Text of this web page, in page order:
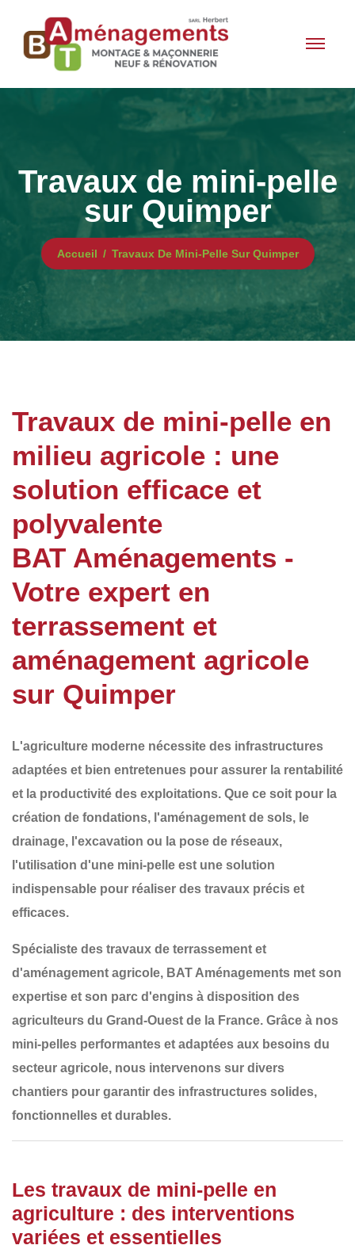
Travaux de mini-pelle
sur Quimper
Accueil Travaux De Mini-Pelle Sur Quimper
Travaux de mini-pelle en
milieu agricole : une
solution efficace et
polyvalente
BAT Aménagements -
Votre expert en
terrassement et
aménagement agricole
sur Quimper
L'agriculture moderne nécessite des infrastructures
adaptées et bien entretenues pour assurer la rentabilité
et la productivité des exploitations. Que ce soit pour la
création de fondations, l'aménagement de sols, le
drainage, l'excavation ou la pose de réseaux,
l'utilisation d'une mini-pelle est une solution
indispensable pour réaliser des travaux précis et
efficaces.
Spécialiste des travaux de terrassement et
d'aménagement agricole, BAT Aménagements met son
expertise et son parc d'engins à disposition des
agriculteurs du Grand-Ouest de la France. Grâce à nos
mini-pelles performantes et adaptées aux besoins du
secteur agricole, nous intervenons sur divers
chantiers pour garantir des infrastructures solides,
fonctionnelles et durables.
Les travaux de mini-pelle en
agriculture : des interventions
variées et essentielles